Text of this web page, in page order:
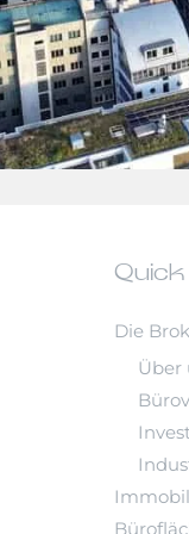
Quick
Die
Über